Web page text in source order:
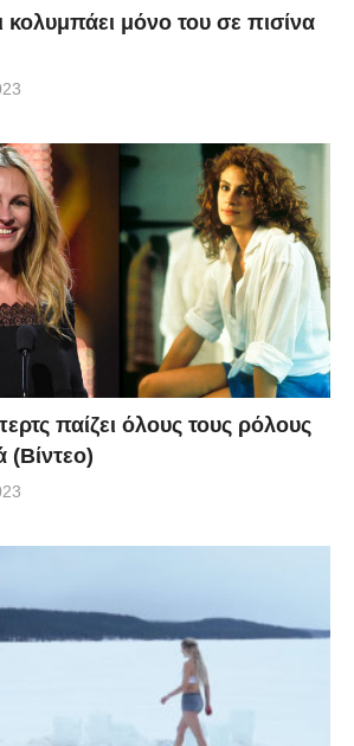
κολυμπάει μόνο του σε πισίνα
παίζει όλους τους ρόλους
(Βίντεο)